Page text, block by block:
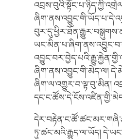
ཞིག་ནས་འབྱུང་གི་མེད་ལ།
ཞིག་ལ་འགྱུར་བ་ལྟ་བུ་མིན།
ཏུ་ཚང་མའི་རྒྱུད་ལ་ཡོད།